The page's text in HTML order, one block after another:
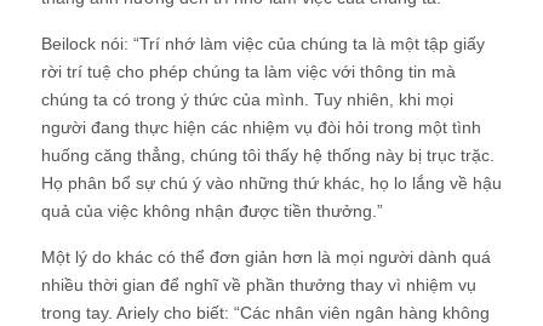
Beilock nói: “Trí nhớ làm việc của chúng ta là một tập giấy
rời trí tuệ cho phép chúng ta làm việc với thông tin mà
chúng ta có trong ý thức của mình. Tuy nhiên, khi mọi
người đang thực hiện các nhiệm vụ đòi hỏi trong một tình
huống căng thẳng, chúng tôi thấy hệ thống này bị trục trặc.
Họ phân bổ sự chú ý vào những thứ khác, họ lo lắng về hậu
quả của việc không nhận được tiền thưởng.”
Một lý do khác có thể đơn giản hơn là mọi người dành quá
nhiều thời gian để nghĩ về phần thưởng thay vì nhiệm vụ
trong tay. Ariely cho biết: “Các nhân viên ngân hàng không